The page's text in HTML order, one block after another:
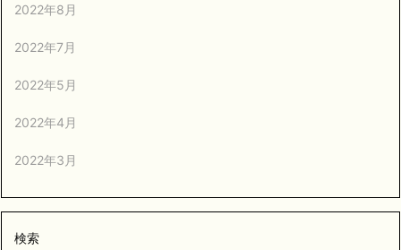
2022年8月
2022年7月
2022年5月
2022年4月
2022年3月
検索